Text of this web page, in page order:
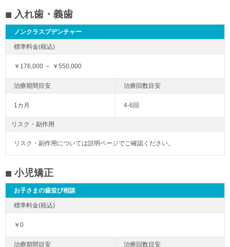
入れ歯・義歯
ノンクラスプデンチャー
￥176,000 ～ ￥550,000
1カ月 4-6回
リスク・副作用
リスク・副作用については説明ページでご確認ください。
小児矯正
お子さまの歯並び相談
￥0